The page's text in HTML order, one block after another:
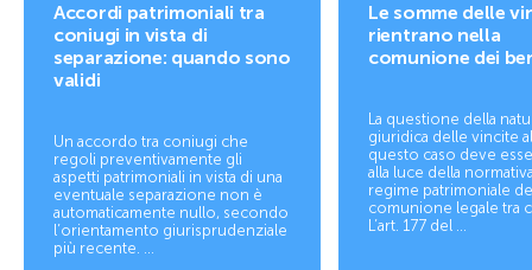
Accordi patrimoniali tra
coniugi in vista di
separazione: quando sono
validi
Un accordo tra coniugi che
regoli preventivamente gli
aspetti patrimoniali in vista di una
eventuale separazione non è
automaticamente nullo, secondo
l’orientamento giurisprudenziale
più recente. ...
Le somme delle
rientrano nella
comunione dei
La questione della
giuridica delle vincite
questo caso deve
alla luce della
regime patrimoniale
comunione legale tra
L’art. 177 del ...